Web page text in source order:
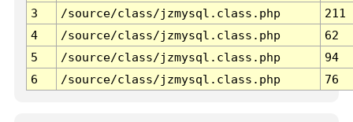
3 /source/class/jzmysql.class.php
211
4
/source/class/jzmysql.class.php
62
5
/source/class/jzmysql.class.php
94
6
/source/class/jzmysql.class.php 76